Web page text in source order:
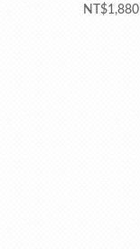
NT$1,880